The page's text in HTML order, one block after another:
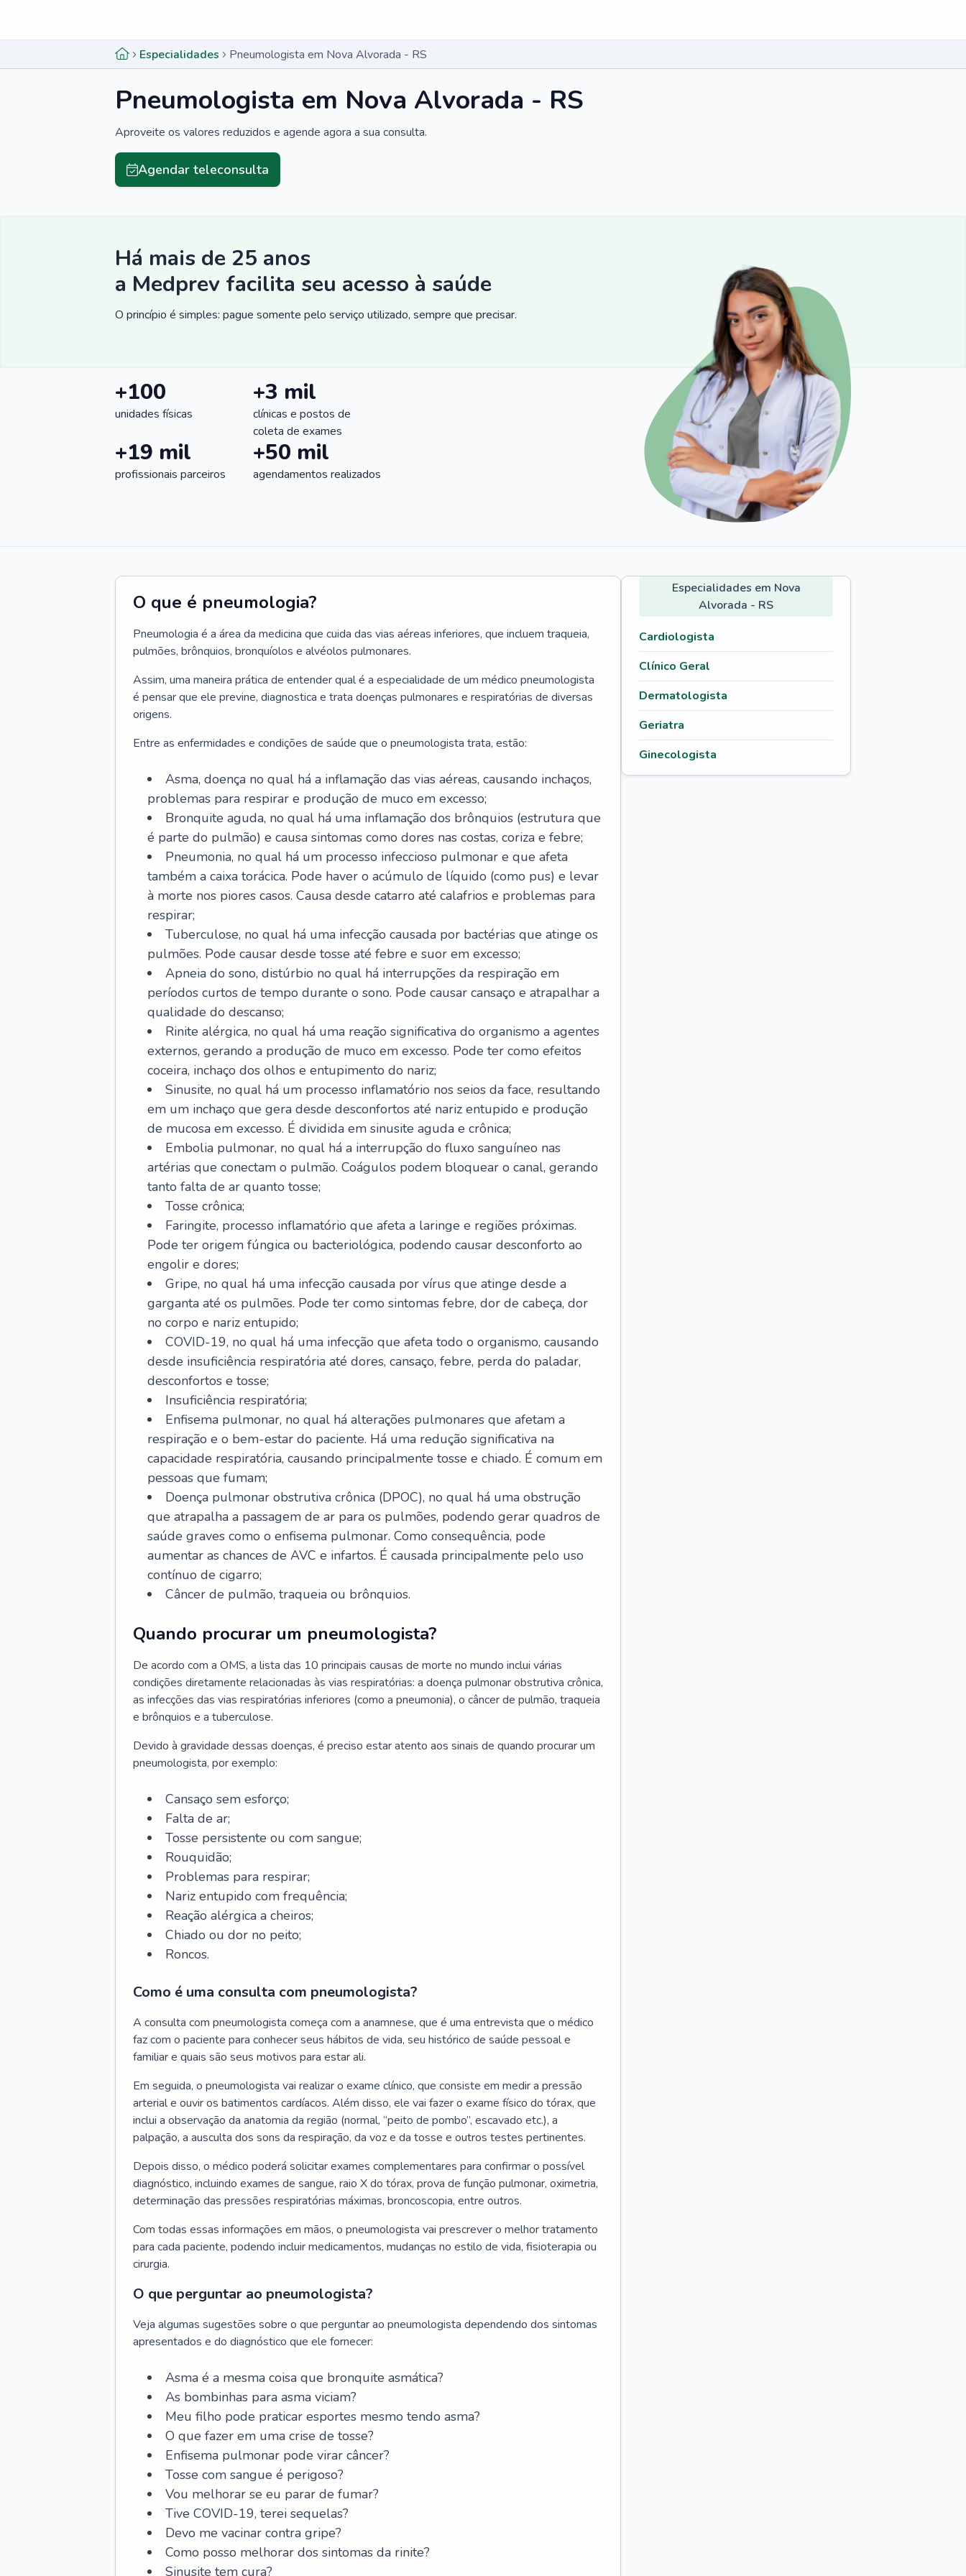
Especialidades Pneumologista em Nova Alvorada - RS
Pneumologista em Nova Alvorada - RS
Aproveite os valores reduzidos e agende agora a sua consulta.
Agendar teleconsulta
Há mais de 25 anos
a Medprev facilita seu acesso à saúde
O princípio é simples: pague somente pelo serviço utilizado, sempre que precisar.
+100
unidades físicas
+3 mil
clínicas e postos de
coleta de exames
+19 mil
profissionais parceiros
+50 mil
agendamentos realizados
O que é pneumologia?
Pneumologia é a área da medicina que cuida das vias aéreas inferiores, que incluem traqueia,
pulmões, brônquios, bronquíolos e alvéolos pulmonares.
Assim, uma maneira prática de entender qual é a especialidade de um médico pneumologista
é pensar que ele previne, diagnostica e trata doenças pulmonares e respiratórias de diversas
origens.
Entre as enfermidades e condições de saúde que o pneumologista trata, estão:
Asma, doença no qual há a inflamação das vias aéreas, causando inchaços,
problemas para respirar e produção de muco em excesso;
Bronquite aguda, no qual há uma inflamação dos brônquios (estrutura que
é parte do pulmão) e causa sintomas como dores nas costas, coriza e febre;
Pneumonia, no qual há um processo infeccioso pulmonar e que afeta
também a caixa torácica. Pode haver o acúmulo de líquido (como pus) e levar
à morte nos piores casos. Causa desde catarro até calafrios e problemas para
respirar;
Tuberculose, no qual há uma infecção causada por bactérias que atinge os
pulmões. Pode causar desde tosse até febre e suor em excesso;
Apneia do sono, distúrbio no qual há interrupções da respiração em
períodos curtos de tempo durante o sono. Pode causar cansaço e atrapalhar a
qualidade do descanso;
Rinite alérgica, no qual há uma reação significativa do organismo a agentes
externos, gerando a produção de muco em excesso. Pode ter como efeitos
coceira, inchaço dos olhos e entupimento do nariz;
Sinusite, no qual há um processo inflamatório nos seios da face, resultando
em um inchaço que gera desde desconfortos até nariz entupido e produção
de mucosa em excesso. É dividida em sinusite aguda e crônica;
Embolia pulmonar, no qual há a interrupção do fluxo sanguíneo nas
artérias que conectam o pulmão. Coágulos podem bloquear o canal, gerando
tanto falta de ar quanto tosse;
Tosse crônica;
Faringite, processo inflamatório que afeta a laringe e regiões próximas.
Pode ter origem fúngica ou bacteriológica, podendo causar desconforto ao
engolir e dores;
Gripe, no qual há uma infecção causada por vírus que atinge desde a
garganta até os pulmões. Pode ter como sintomas febre, dor de cabeça, dor
no corpo e nariz entupido;
COVID-19, no qual há uma infecção que afeta todo o organismo, causando
desde insuficiência respiratória até dores, cansaço, febre, perda do paladar,
desconfortos e tosse;
Insuficiência respiratória;
Enfisema pulmonar, no qual há alterações pulmonares que afetam a
respiração e o bem-estar do paciente. Há uma redução significativa na
capacidade respiratória, causando principalmente tosse e chiado. É comum em
pessoas que fumam;
Doença pulmonar obstrutiva crônica (DPOC), no qual há uma obstrução
que atrapalha a passagem de ar para os pulmões, podendo gerar quadros de
saúde graves como o enfisema pulmonar. Como consequência, pode
aumentar as chances de AVC e infartos. É causada principalmente pelo uso
contínuo de cigarro;
Câncer de pulmão, traqueia ou brônquios.
Quando procurar um pneumologista?
De acordo com a OMS, a lista das 10 principais causas de morte no mundo inclui várias
condições diretamente relacionadas às vias respiratórias: a doença pulmonar obstrutiva crônica,
as infecções das vias respiratórias inferiores (como a pneumonia), o câncer de pulmão, traqueia
e brônquios e a tuberculose.
Devido à gravidade dessas doenças, é preciso estar atento aos sinais de quando procurar um
pneumologista, por exemplo:
Cansaço sem esforço;
Falta de ar;
Tosse persistente ou com sangue;
Rouquidão;
Problemas para respirar;
Nariz entupido com frequência;
Reação alérgica a cheiros;
Chiado ou dor no peito;
Roncos.
Como é uma consulta com pneumologista?
A consulta com pneumologista começa com a anamnese, que é uma entrevista que o médico
faz com o paciente para conhecer seus hábitos de vida, seu histórico de saúde pessoal e
familiar e quais são seus motivos para estar ali.
Em seguida, o pneumologista vai realizar o exame clínico, que consiste em medir a pressão
arterial e ouvir os batimentos cardíacos. Além disso, ele vai fazer o exame físico do tórax, que
inclui a observação da anatomia da região (normal, “peito de pombo”, escavado etc.), a
palpação, a ausculta dos sons da respiração, da voz e da tosse e outros testes pertinentes.
Depois disso, o médico poderá solicitar exames complementares para confirmar o possível
diagnóstico, incluindo exames de sangue, raio X do tórax, prova de função pulmonar, oximetria,
determinação das pressões respiratórias máximas, broncoscopia, entre outros.
Com todas essas informações em mãos, o pneumologista vai prescrever o melhor tratamento
para cada paciente, podendo incluir medicamentos, mudanças no estilo de vida, fisioterapia ou
cirurgia.
O que perguntar ao pneumologista?
Veja algumas sugestões sobre o que perguntar ao pneumologista dependendo dos sintomas
apresentados e do diagnóstico que ele fornecer:
Asma é a mesma coisa que bronquite asmática?
As bombinhas para asma viciam?
Meu filho pode praticar esportes mesmo tendo asma?
O que fazer em uma crise de tosse?
Enfisema pulmonar pode virar câncer?
Tosse com sangue é perigoso?
Vou melhorar se eu parar de fumar?
Tive COVID-19, terei sequelas?
Devo me vacinar contra gripe?
Como posso melhorar dos sintomas da rinite?
Sinusite tem cura?
Especialidades em Nova
Alvorada - RS
Cardiologista
Clínico Geral
Dermatologista
Geriatra
Ginecologista